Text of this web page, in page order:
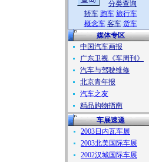
分类查询
轿车 跑车 旅行车
概念车 客车 货车
媒体专区
中国汽车画报
广东卫视《车周刊》
汽车与驾驶维修
北京青年报
汽车之友
精品购物指南
车展速递
2003日内瓦车展
2003北美国际车展
2002汉城国际车展